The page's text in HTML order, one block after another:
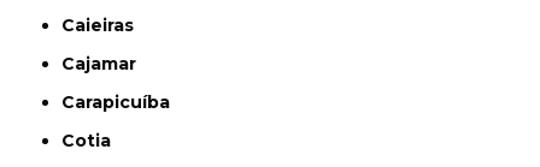
Caieiras
Cajamar
Carapicuíba
Cotia